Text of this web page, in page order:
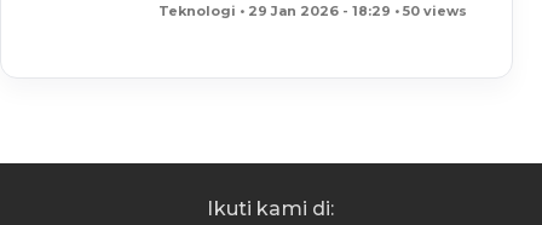
Teknologi • 29 Jan 2026 - 18:29 • 50 views
Ikuti kami di: